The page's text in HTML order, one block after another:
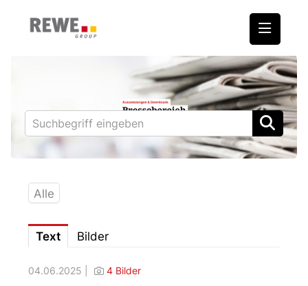
REWE International AG
BILLA
PENNY
BIPA
Downloads
Fotos – Vorstand
Alle
Text Bilder
04.06.2025 | 4 Bilder